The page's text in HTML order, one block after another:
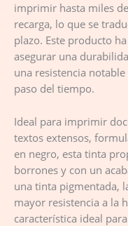
imprimir hasta miles
recarga, lo que se
plazo. Este producto
asegurar una
una resistencia
paso del tiempo.
Ideal para imprimir
textos extensos,
en negro, esta tinta
borrones y con un
una tinta pigmentada,
mayor resistencia a la
característica ideal